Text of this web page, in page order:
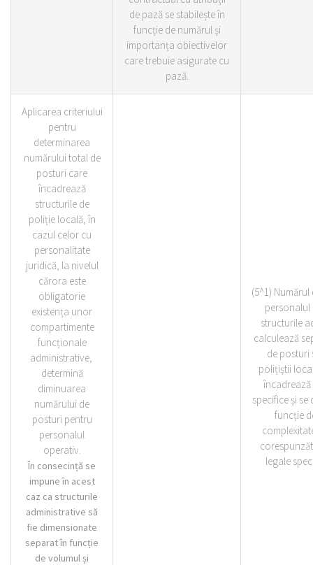
de pază se stabilește în
funcție de numărul și
importanța obiectivelor
care trebuie asigurate cu
pază.
Aplicarea criteriului
pentru
determinarea
numărului total de
posturi care
încadrează
structurile de
poliție locală, în
cazul celor cu
personalitate
juridică, la nivelul
cărora este
obligatorie
existența unor
compartimente
funcționale
administrative,
determină
diminuarea
numărului de
posturi pentru
personalul
operativ.
În consecință se
impune în acest
caz ca structurile
administrative să
fie dimensionate
separat în funcție
de volumul și
(5^1)
personalul
structurile
calculează
de posturi
polițiștii
specifice și
funcție
legale